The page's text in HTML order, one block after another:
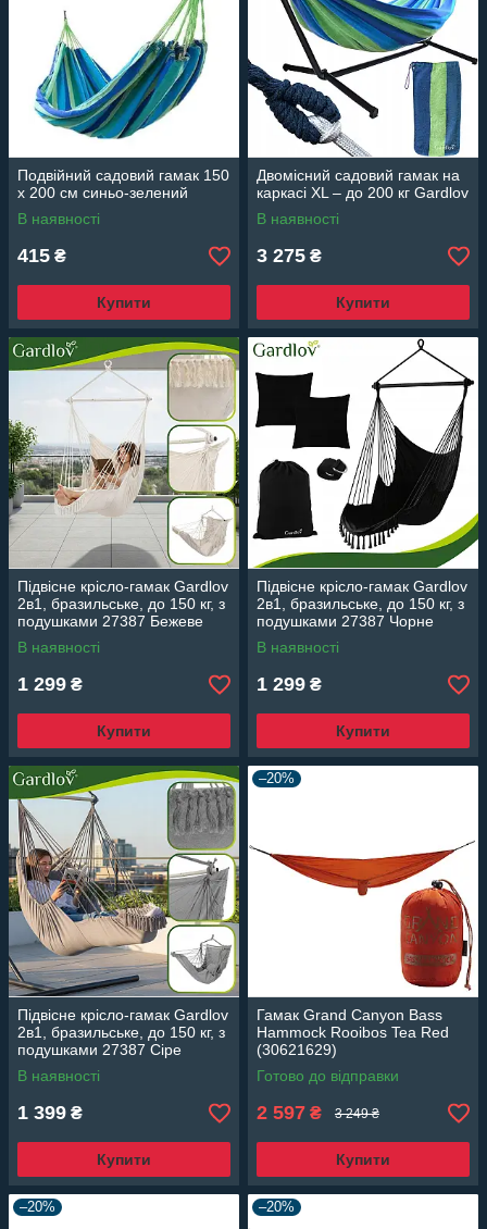
Подвійний садовий гамак 150
x 200 см синьо-зелений
В наявності
415 ₴
Купити
Двомісний садовий гамак на
каркасі XL – до 200 кг Gardlov
В наявності
3 275 ₴
Купити
Підвісне крісло-гамак Gardlov
2в1, бразильське, до 150 кг, з
подушками 27387 Бежеве
В наявності
1 299 ₴
Купити
Підвісне крісло-гамак Gardlov
2в1, бразильське, до 150 кг, з
подушками 27387 Чорне
В наявності
1 299 ₴
Купити
Підвісне крісло-гамак Gardlov
2в1, бразильське, до 150 кг, з
подушками 27387 Сіре
В наявності
1 399 ₴
Купити
–20%
Гамак Grand Canyon Bass
Hammock Rooibos Tea Red
(30621629)
Готово до відправки
2 597 ₴ 3 249 ₴
Купити
–20% –20%